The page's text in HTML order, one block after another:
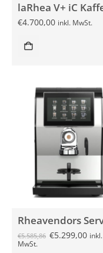
€4.700,00 inkl. MwSt.
€5.585,86 €5.299,00 inkl.
MwSt.